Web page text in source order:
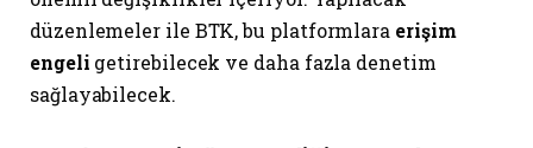
düzenlemeler ile BTK, bu platformlara erişim
engeli getirebilecek ve daha fazla denetim
sağlayabilecek.